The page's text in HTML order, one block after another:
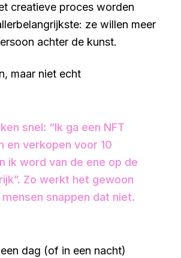
creatieve proces worden
ze willen meer
achter de kunst.
maar niet echt
snel: “Ik ga een NFT
en verkopen voor 10
ik word van de ene op de
Zo werkt het gewoon
mensen snappen dat niet.
dag (of in een nacht)